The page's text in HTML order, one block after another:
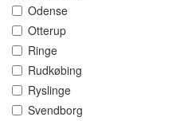
Odense
Otterup
Ringe
Rudkøbing
Ryslinge
Svendborg